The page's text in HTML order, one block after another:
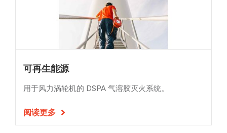
可再生能源
用于风力涡轮机的 DSPA 气溶胶灭火系统。
阅读更多 